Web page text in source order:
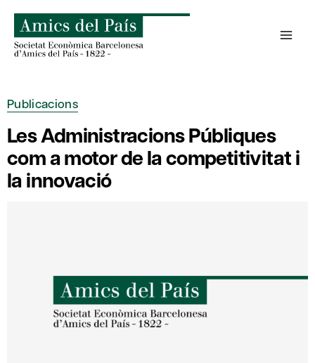
content
Publicacions
Les Administracions Públiques
com a motor de la competitivitat i
la innovació